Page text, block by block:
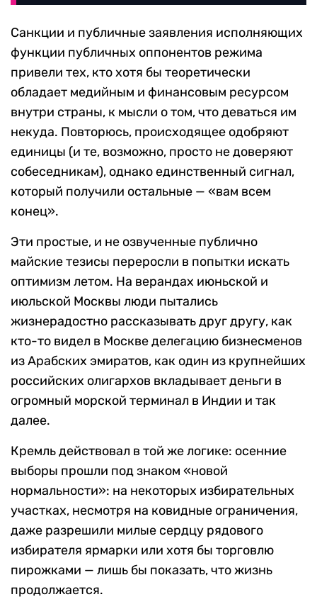
Санкции и публичные заявления исполняющих
функции публичных оппонентов режима
привели тех, кто хотя бы теоретически
обладает медийным и финансовым ресурсом
внутри страны, к мысли о том, что деваться им
некуда. Повторюсь, происходящее одобряют
единицы (и те, возможно, просто не доверяют
собеседникам), однако единственный сигнал,
который получили остальные — «вам всем
конец».
Эти простые, и не озвученные публично
майские тезисы переросли в попытки искать
оптимизм летом. На верандах июньской и
июльской Москвы люди пытались
жизнерадостно рассказывать друг другу, как
кто-то видел в Москве делегацию бизнесменов
из Арабских эмиратов, как один из крупнейших
российских олигархов вкладывает деньги в
огромный морской терминал в Индии и так
далее.
Кремль действовал в той же логике: осенние
выборы прошли под знаком «новой
нормальности»: на некоторых избирательных
участках, несмотря на ковидные ограничения,
даже разрешили милые сердцу рядового
избирателя ярмарки или хотя бы торговлю
пирожками — лишь бы показать, что жизнь
продолжается.